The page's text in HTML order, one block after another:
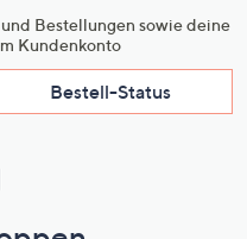
Bestellungen sowie deine
Kundenkonto
Bestell-Status